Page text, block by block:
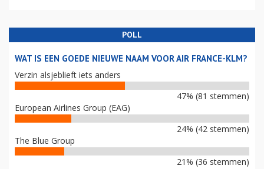
POLL
WAT IS EEN GOEDE NIEUWE NAAM VOOR AIR FRANCE-KLM?
Verzin alsjeblieft iets anders
47% (81 stemmen)
European Airlines Group (EAG)
24% (42 stemmen)
The Blue Group
21% (36 stemmen)